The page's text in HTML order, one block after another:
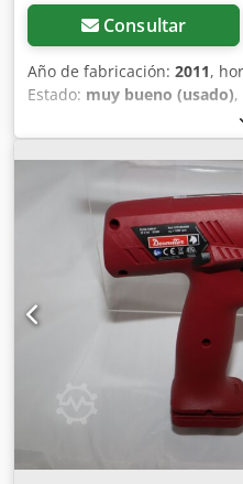
Consultar
Año de fabricación: 2011,
Estado: muy bueno (usado)
, número de
nuestro inventario de
probadas y completamente
bajo voltaje Desoutter
arranque a presión Dsdpfx
ralentí: 1000 / 750 min-1
Salida: 1/4" Longitud: 245
Otras herramientas para
mantenimiento bajo